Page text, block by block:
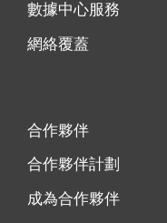
數據中心服務
網絡覆蓋
合作夥伴
合作夥伴計劃
成為合作夥伴